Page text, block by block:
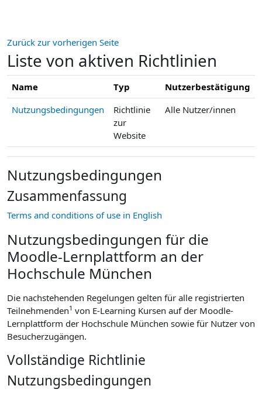
Zurück zur vorherigen Seite
Liste von aktiven Richtlinien
Name Typ
Nutzerbestätigung
Nutzungsbedingungen
Richtlinie
zur
Website
Alle Nutzer/innen
Nutzungsbedingungen
Zusammenfassung
Terms and conditions of use in English
Nutzungsbedingungen für die
Moodle-Lernplattform an der
Hochschule München
Die nachstehenden Regelungen gelten für alle registrierten
Teilnehmenden1 von E-Learning Kursen auf der Moodle-
Lernplattform der Hochschule München sowie für Nutzer von
Besucherzugängen.
Vollständige Richtlinie
Nutzungsbedingungen